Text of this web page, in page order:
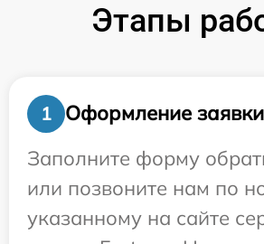
Этапы
1
Оформление заявки
Заполните форму
или позвоните нам по
указанному на сайте